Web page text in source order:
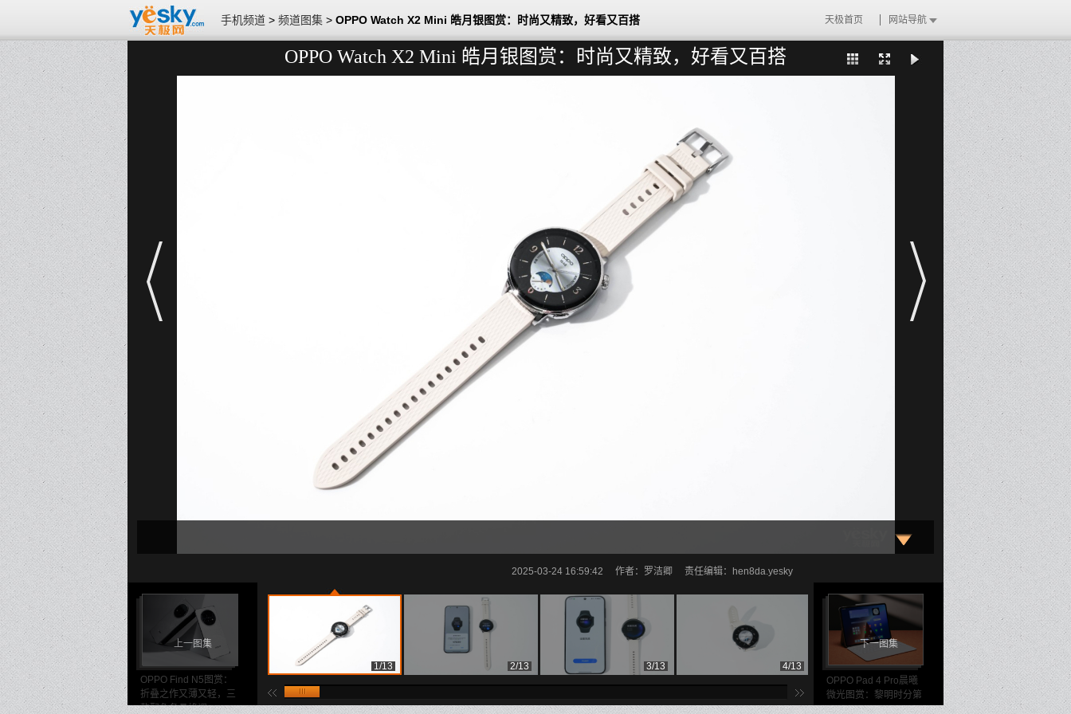
手机频道 > 频道图集 > OPPO Watch X2 Mini 皓月银图赏：时尚又精致，好看又百搭 天极首页 网站导航
OPPO Watch X2 Mini 皓月银图赏：时尚又精致，好看又百搭
2025-03-24 16:59:42 作者：罗洁卿 责任编辑：hen8da.yesky
OPPO Find N5图赏：
折叠之作又薄又轻，三
款配色各具格调
上一图集
1/13
2/13 3/13 4/13 5/13
6/
OPPO Pad 4 Pro晨曦
微光图赏：黎明时分第
⼀缕阳光，柔和温暖
下一图集